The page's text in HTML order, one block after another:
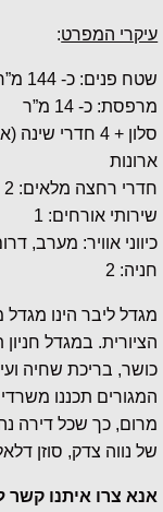
עיקרי המפרט:
שטח פנים: כ- 144 מ”ר
מרפסת: כ- 14 מ”ר
סלון + 4
ארונות
חדרי רחצה מלאים: 2
שירותי אורחים: 1
כיווני אוויר: מערב,
חניה: 2
מגדל ליבר הינו מגדל
הציורית. במגדל
כושר, בריכת שחיה
המגורים תכננו
מרום, כך שכל דירה
של נווה צדק, סוזן
אנא צרו איתנו קשר